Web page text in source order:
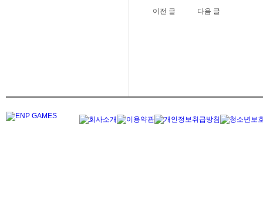
이전 글 다음 글